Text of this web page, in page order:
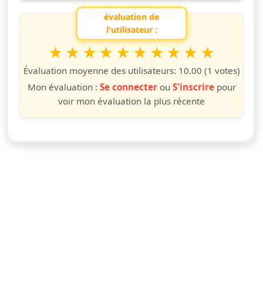
évaluation de
l'utilisateur :
questo spettacolo da 1 a 10 étoiles
10
étoiles
9
étoiles
8
étoiles
7
étoiles
6
étoiles
5
étoiles
4
étoiles
3
étoiles
2
étoiles
étoile
Évaluation moyenne des utilisateurs: 10.00 (1 votes)
Mon évaluation : Se connecterou S'inscrirepour
voir mon évaluation la plus récente